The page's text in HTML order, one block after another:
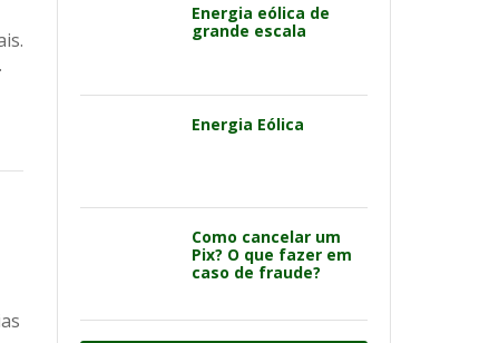
Energia eólica de
grande escala
Energia Eólica
Como cancelar um
Pix? O que fazer em
caso de fraude?